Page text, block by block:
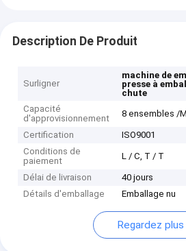
Description De Produit
Surligner
machine de
presse à
chute
Capacité
d'approvisionnement
8 ensembles /
Certification
ISO9001
Conditions de
paiement
L / C, T / T
Délai de livraison
40 jours
Détails d'emballage
Emballage nu
Regardez plus